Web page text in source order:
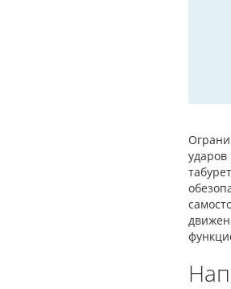
ударов